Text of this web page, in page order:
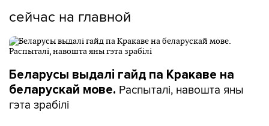
сейчас на главной
Беларусы выдалі гайд па Кракаве на
беларускай мове. Распыталі, навошта яны
гэта зрабілі